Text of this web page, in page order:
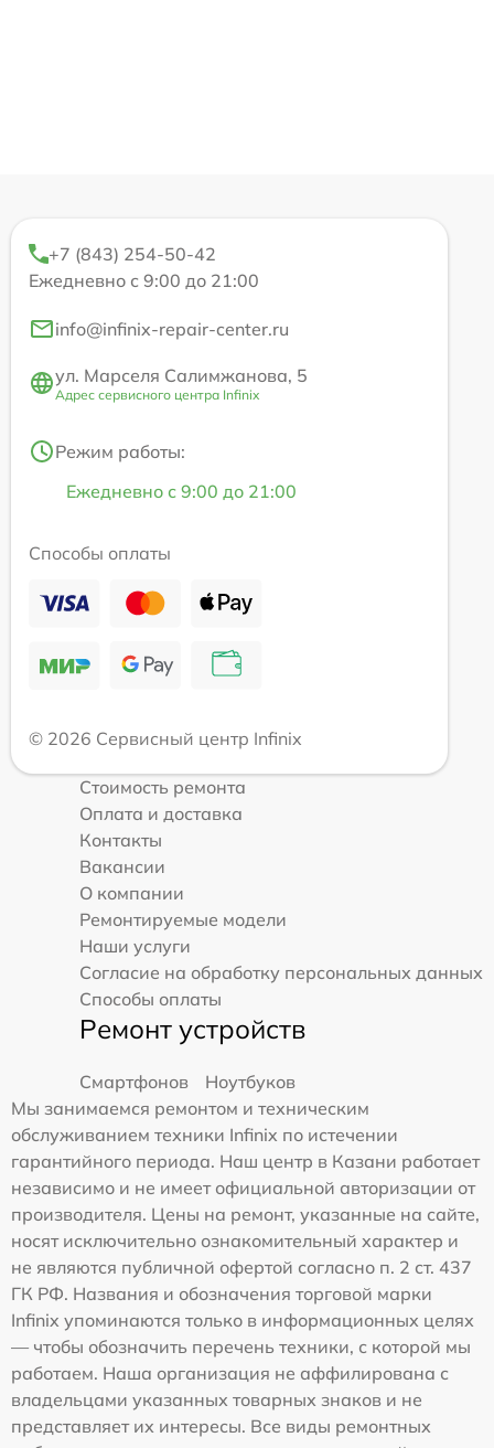
+7 (843) 254-50-42
Ежедневно с 9:00 до 21:00
info@infinix-repair-center.ru
ул. Марселя Салимжанова, 5
Адрес сервисного центра Infinix
Режим работы:
Ежедневно с 9:00 до 21:00
Способы оплаты
© 2026 Сервисный центр Infinix
Стоимость ремонта
Оплата и доставка
Контакты
Вакансии
О компании
Ремонтируемые модели
Наши услуги
Согласие на обработку персональных данных
Способы оплаты
Ремонт устройств
Смартфонов
Ноутбуков
Мы занимаемся ремонтом и техническим
обслуживанием техники Infinix по истечении
гарантийного периода. Наш центр в Казани работает
независимо и не имеет официальной авторизации от
производителя. Цены на ремонт, указанные на сайте,
носят исключительно ознакомительный характер и
не являются публичной офертой согласно п. 2 ст. 437
ГК РФ. Названия и обозначения торговой марки
Infinix упоминаются только в информационных целях
— чтобы обозначить перечень техники, с которой мы
работаем. Наша организация не аффилирована с
владельцами указанных товарных знаков и не
представляет их интересы. Все виды ремонтных